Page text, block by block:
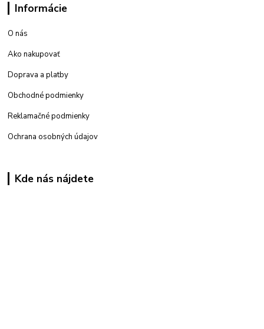
Informácie
O nás
Ako nakupovať
Doprava a platby
Obchodné podmienky
Reklamačné podmienky
Ochrana osobných údajov
Kde nás nájdete